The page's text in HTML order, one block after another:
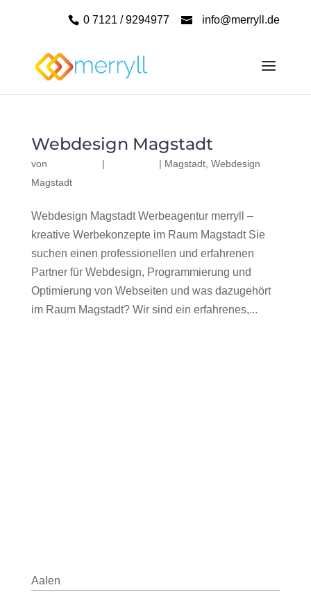
0 7121 / 9294977 info@merryll.de
Webdesign Magstadt
von | | Magstadt, Webdesign
Magstadt
Webdesign Magstadt Werbeagentur merryll –
kreative Werbekonzepte im Raum Magstadt Sie
suchen einen professionellen und erfahrenen
Partner für Webdesign, Programmierung und
Optimierung von Webseiten und was dazugehört
im Raum Magstadt? Wir sind ein erfahrenes,...
Aalen